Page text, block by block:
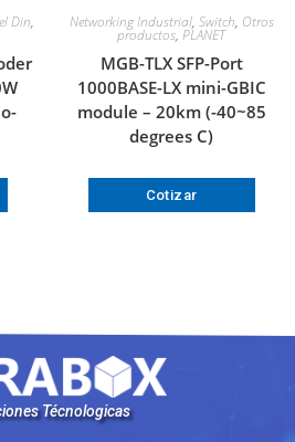
Din, Networking Industrial, Switch, Otros
productos, PLANET
MGB-TLX SFP-Port
1000BASE-LX mini-GBIC
module – 20km (-40~85
degrees C)
Cotizar
Técnologicas